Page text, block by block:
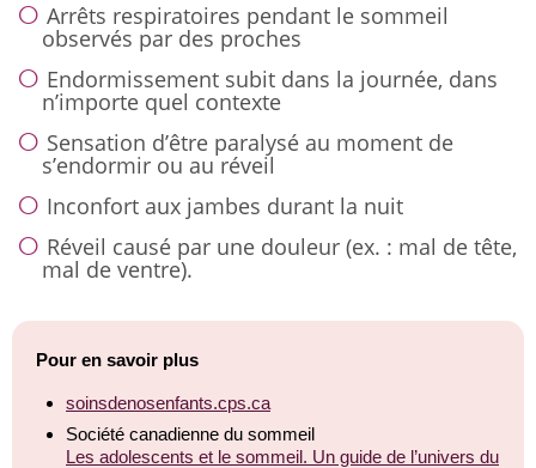
Arrêts respiratoires pendant le sommeil
observés par des proches
Endormissement subit dans la journée, dans
n’importe quel contexte
Sensation d’être paralysé au moment de
s’endormir ou au réveil
Inconfort aux jambes durant la nuit
Réveil causé par une douleur (ex. : mal de tête,
mal de ventre).
Pour en savoir plus
soinsdenosenfants.cps.ca
Société canadienne du sommeil
Les adolescents et le sommeil. Un guide de l’univers du